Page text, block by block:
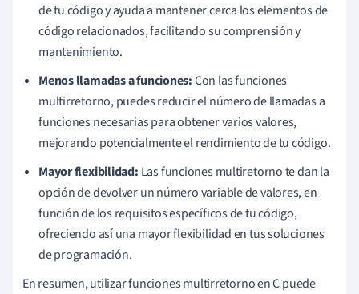
de tu código y ayuda a mantener cerca los elementos de
código relacionados, facilitando su comprensión y
mantenimiento.
Menos llamadas a funciones:Con las funciones
multirretorno, puedes reducir el número de llamadas a
funciones necesarias para obtener varios valores,
mejorando potencialmente el rendimiento de tu código.
Mayor flexibilidad: Las funciones multiretorno te dan la
opción de devolver un número variable de valores, en
función de los requisitos específicos de tu código,
ofreciendo así una mayor flexibilidad en tus soluciones
de programación.
En resumen, utilizar funciones multirretorno en C puede